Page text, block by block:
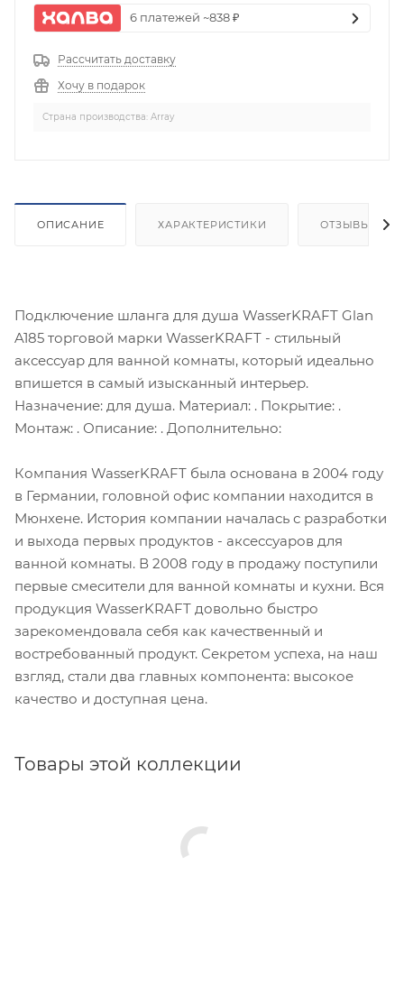
6 платежей ~838 ₽
Рассчитать доставку
Хочу в подарок
Страна производства: Array
ОПИСАНИЕ ХАРАКТЕРИСТИКИ ОТЗЫВЫ
Подключение шланга для душа WasserKRAFT Glan
A185 торговой марки WasserKRAFT - стильный
аксессуар для ванной комнаты, который идеально
впишется в самый изысканный интерьер.
Назначение: для душа. Материал: . Покрытие: .
Монтаж: . Описание: . Дополнительно:
Компания WasserKRAFT была основана в 2004 году
в Германии, головной офис компании находится в
Мюнхене. История компании началась с разработки
и выхода первых продуктов - аксессуаров для
ванной комнаты. В 2008 году в продажу поступили
первые смесители для ванной комнаты и кухни. Вся
продукция WasserKRAFT довольно быстро
зарекомендовала себя как качественный и
востребованный продукт. Секретом успеха, на наш
взгляд, стали два главных компонента: высокое
качество и доступная цена.
Товары этой коллекции